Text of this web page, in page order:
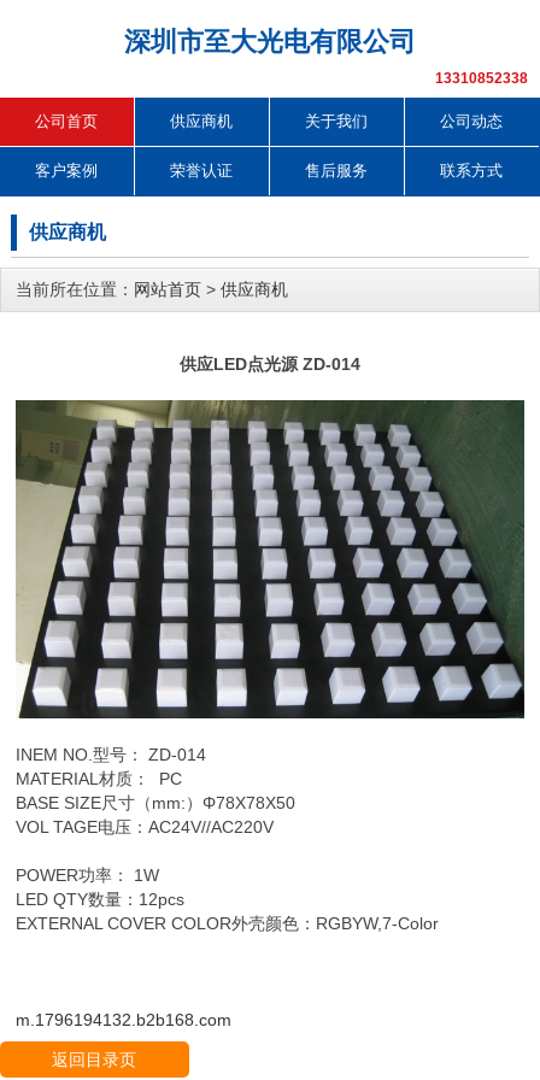
深圳市至大光电有限公司
13310852338
公司首页 供应商机 关于我们 公司动态
客户案例 荣誉认证 售后服务 联系方式
供应商机
当前所在位置： 网站首页 > 供应商机
供应LED点光源 ZD-014
INEM NO.型号： ZD-014
MATERIAL材质： PC
BASE SIZE尺寸（mm:）Φ78X78X50
VOL TAGE电压：AC24V//AC220V
POWER功率： 1W
LED QTY数量：12pcs
EXTERNAL COVER COLOR外壳颜色：RGBYW,7-Color
m.1796194132.b2b168.com
返回目录页